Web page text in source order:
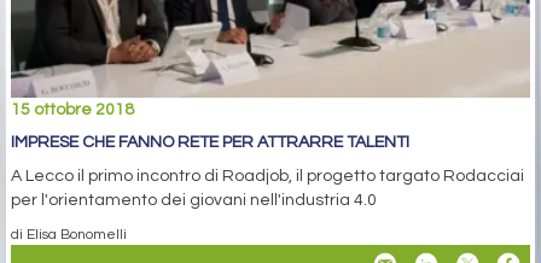
15 ottobre 2018
IMPRESE CHE FANNO RETE PER ATTRARRE TALENTI
A Lecco il primo incontro di Roadjob, il progetto targato Rodacciai
per l'orientamento dei giovani nell'industria 4.0
di Elisa Bonomelli